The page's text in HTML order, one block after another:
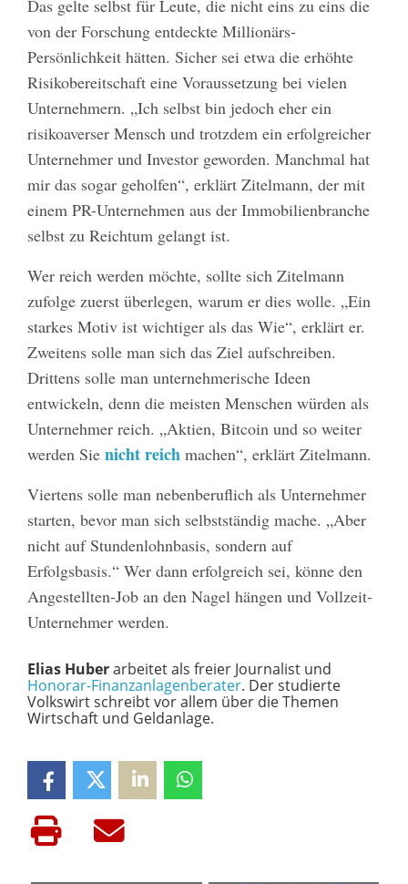
Das gelte selbst für Leute, die nicht eins zu eins die
von der Forschung entdeckte Millionärs-
Persönlichkeit hätten. Sicher sei etwa die erhöhte
Risikobereitschaft eine Voraussetzung bei vielen
Unternehmern. „Ich selbst bin jedoch eher ein
risikoaverser Mensch und trotzdem ein erfolgreicher
Unternehmer und Investor geworden. Manchmal hat
mir das sogar geholfen“, erklärt Zitelmann, der mit
einem PR-Unternehmen aus der Immobilienbranche
selbst zu Reichtum gelangt ist.
Wer reich werden möchte, sollte sich Zitelmann
zufolge zuerst überlegen, warum er dies wolle. „Ein
starkes Motiv ist wichtiger als das Wie“, erklärt er.
Zweitens solle man sich das Ziel aufschreiben.
Drittens solle man unternehmerische Ideen
entwickeln, denn die meisten Menschen würden als
Unternehmer reich. „Aktien, Bitcoin und so weiter
werden Sienicht reich machen“, erklärt Zitelmann.
Viertens solle man nebenberuflich als Unternehmer
starten, bevor man sich selbstständig mache. „Aber
nicht auf Stundenlohnbasis, sondern auf
Erfolgsbasis.“ Wer dann erfolgreich sei, könne den
Angestellten-Job an den Nagel hängen und Vollzeit-
Unternehmer werden.
Elias Huberarbeitet als freier Journalist und
Honorar-Finanzanlagenberater. Der studierte
Volkswirt schreibt vor allem über die Themen
Wirtschaft und Geldanlage.